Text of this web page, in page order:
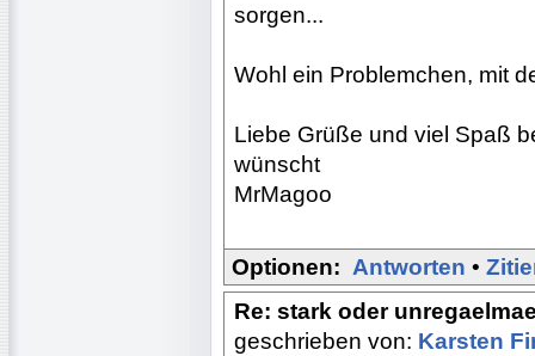
sorgen...
Wohl ein Problemchen, mit
Liebe Grüße und viel Spaß
wünscht
MrMagoo
Optionen: Antworten •
Re: stark oder
geschrieben von: Karsten